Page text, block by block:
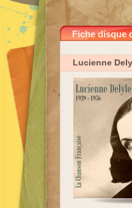
Fiche disque
Lucienne